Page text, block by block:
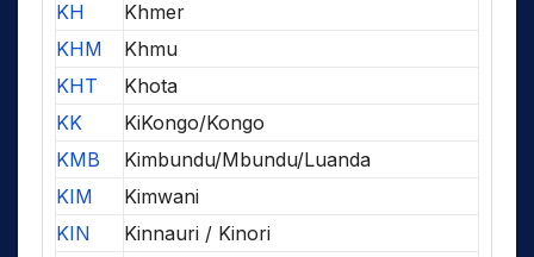
KH
Khmer
KHM
Khmu
KHT
Khota
KK
KiKongo/Kongo
KMB
Kimbundu/Mbundu/Luanda
KIM
Kimwani
KIN
Kinnauri / Kinori